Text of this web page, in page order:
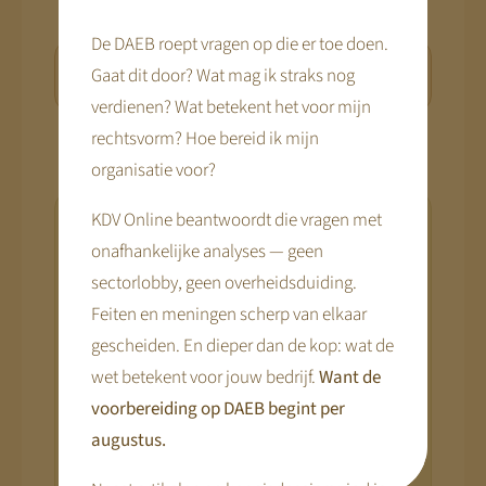
Bronnen
Wat betekent dit voor
jóuw organisatie?
De artikelen op KDV Online leggen uit wát
er verandert. De overstap naar het nieuwe
financieringsstelsel raakt
élke
kinderopvangorganisatie— klein of
groot, bv, stichting, eenmanszaak of vof.
De nieuwe Wet financiering kinderopvang
De DAEB roept vragen op die er toe doen.
Gaat dit door? Wat mag ik straks nog
verdienen? Wat betekent het voor mijn
rechtsvorm? Hoe bereid ik mijn
organisatie voor?
KDV Online beantwoordt die vragen met
onafhankelijke analyses — geen
sectorlobby, geen overheidsduiding.
Feiten en meningen scherp van elkaar
gescheiden. En dieper dan de kop: wat de
wet betekent voor jouw bedrijf.Want de
voorbereiding op DAEB begint per
augustus.